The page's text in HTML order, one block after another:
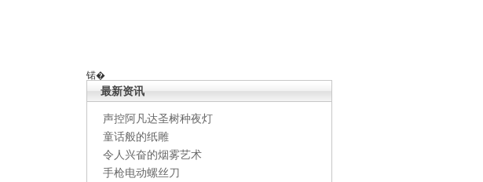
锘�
最新资讯
声控阿凡达圣树种夜灯
童话般的纸雕
令人兴奋的烟雾艺术
手枪电动螺丝刀